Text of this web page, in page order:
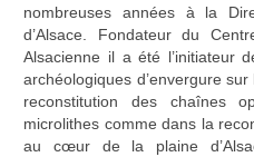
nombreuses années à la
d’Alsace. Fondateur du
Alsacienne il a été l’initiateur
archéologiques d’envergure
reconstitution des chaînes
microlithes comme dans la
au cœur de la plaine